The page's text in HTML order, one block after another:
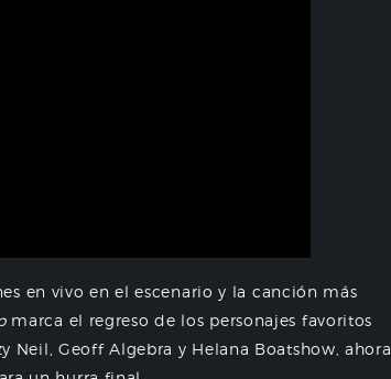
en vivo en el escenario y la canción más
marca el regreso de los personajes favoritos
Neil, Geoff Algebra y Helana Boatshow, ahora